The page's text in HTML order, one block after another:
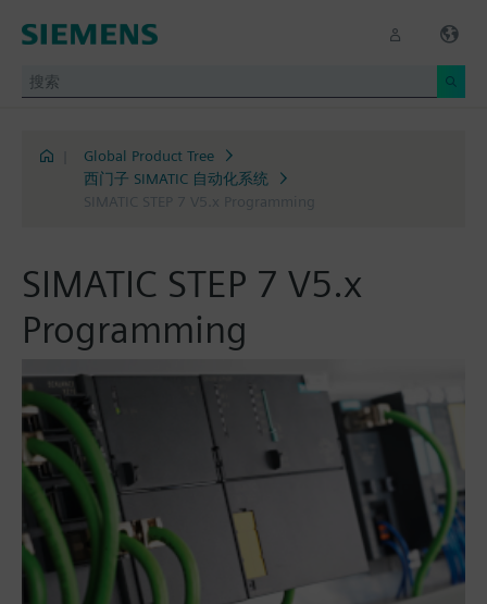
Global Product Tree
西门子 SIMATIC 自动化系统
SIMATIC STEP 7 V5.x Programming
SIMATIC STEP 7 V5.x
Programming